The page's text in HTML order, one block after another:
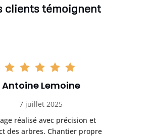
clients témoignent
Antoine Lemoine
7 juillet 2025
réalisé avec précision et
des arbres. Chantier propre